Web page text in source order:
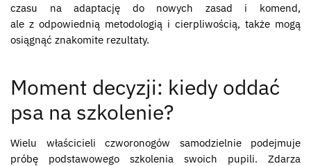
czasu na adaptację do nowych zasad i komend,
ale z odpowiednią metodologią i cierpliwością, także mogą
osiągnąć znakomite rezultaty.
Moment decyzji: kiedy oddać
psa na szkolenie?
Wielu właścicieli czworonogów samodzielnie podejmuje
próbę podstawowego szkolenia swoich pupili. Zdarza